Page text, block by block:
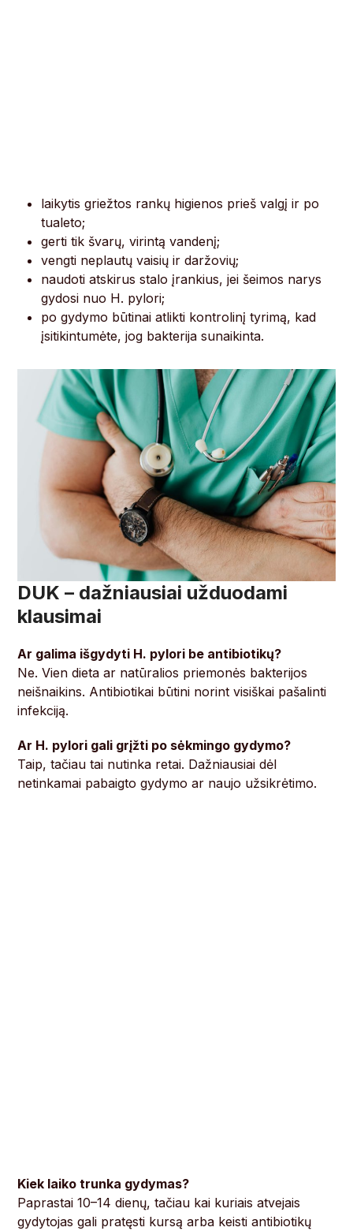
laikytis griežtos rankų higienos prieš valgį ir po
tualeto;
gerti tik švarų, virintą vandenį;
vengti neplautų vaisių ir daržovių;
naudoti atskirus stalo įrankius, jei šeimos narys
gydosi nuo H. pylori;
po gydymo būtinai atlikti kontrolinį tyrimą, kad
įsitikintumėte, jog bakterija sunaikinta.
DUK – dažniausiai užduodami
klausimai
Ar galima išgydyti H. pylori be antibiotikų?
Ne. Vien dieta ar natūralios priemonės bakterijos
neišnaikins. Antibiotikai būtini norint visiškai pašalinti
infekciją.
Ar H. pylori gali grįžti po sėkmingo gydymo?
Taip, tačiau tai nutinka retai. Dažniausiai dėl
netinkamai pabaigto gydymo ar naujo užsikrėtimo.
Kiek laiko trunka gydymas?
Paprastai 10–14 dienų, tačiau kai kuriais atvejais
gydytojas gali pratęsti kursą arba keisti antibiotikų